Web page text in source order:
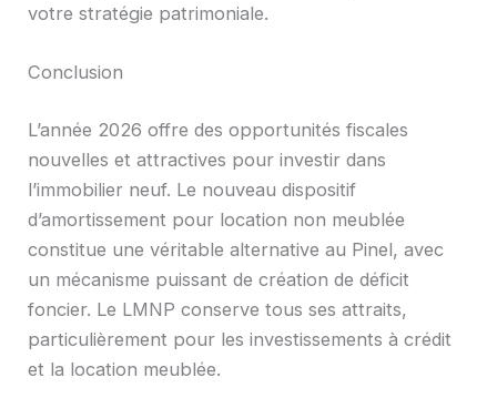
votre stratégie patrimoniale.
Conclusion
L’année 2026 offre des opportunités fiscales
nouvelles et attractives pour investir dans
l’immobilier neuf. Le nouveau dispositif
d’amortissement pour location non meublée
constitue une véritable alternative au Pinel, avec
un mécanisme puissant de création de déficit
foncier. Le LMNP conserve tous ses attraits,
particulièrement pour les investissements à crédit
et la location meublée.